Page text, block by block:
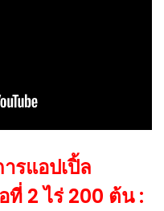
รแอปเปิ้ล
2 ไร่ 200 ต้น :